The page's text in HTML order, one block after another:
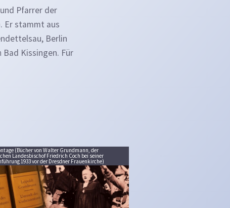
Pfarrer der
Er stammt aus
Berlin
Kissingen. Für
(Bücher von Walter Grundmann, der
Landesbischof Friedrich Coch bei seiner
1933 vor der Dresdner Frauenkirche)